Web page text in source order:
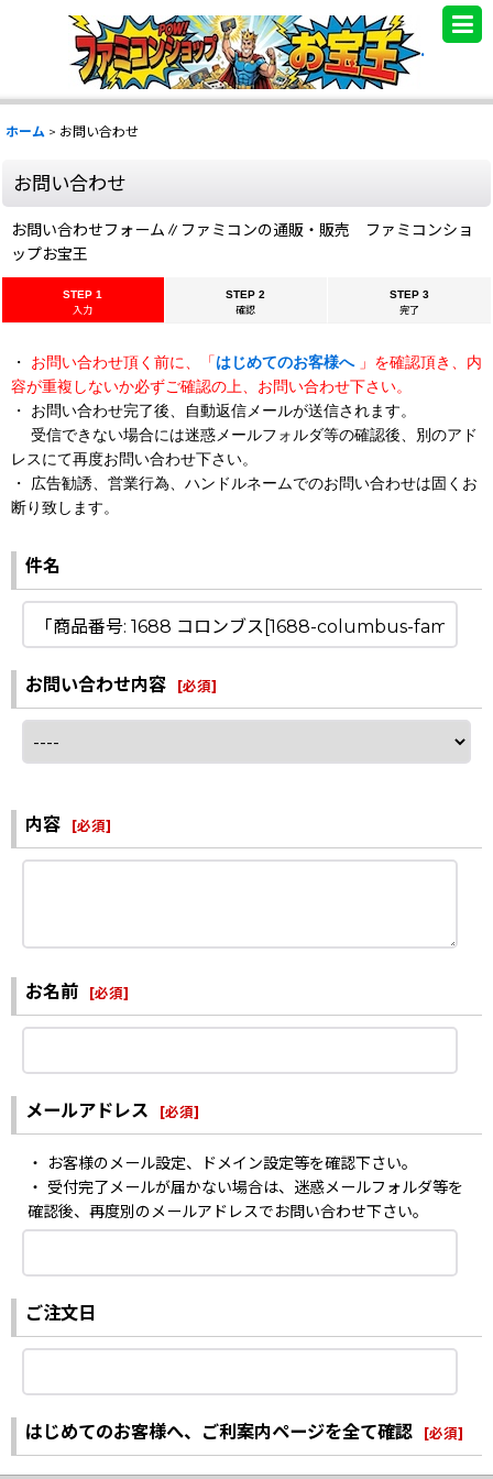
.
ホーム > お問い合わせ
お問い合わせ
お問い合わせフォーム∥ファミコンの通販・販売 ファミコンショ
ップお宝王
STEP 1
入力
STEP 2
確認
STEP 3
完了
・ お問い合わせ頂く前に、「はじめてのお客様へ 」を確認頂き、内
容が重複しないか必ずご確認の上、お問い合わせ下さい。
・ お問い合わせ完了後、自動返信メールが送信されます。
受信できない場合には迷惑メールフォルダ等の確認後、別のアド
レスにて再度お問い合わせ下さい。
・ 広告勧誘、営業行為、ハンドルネームでのお問い合わせは固くお
断り致します。
件名
お問い合わせ内容 [必須]
内容 [必須]
お名前 [必須]
メールアドレス [必須]
・ お客様のメール設定、ドメイン設定等を確認下さい。
・ 受付完了メールが届かない場合は、迷惑メールフォルダ等を
確認後、再度別のメールアドレスでお問い合わせ下さい。
ご注文日
はじめてのお客様へ、ご利案内ページを全て確認 [必須]